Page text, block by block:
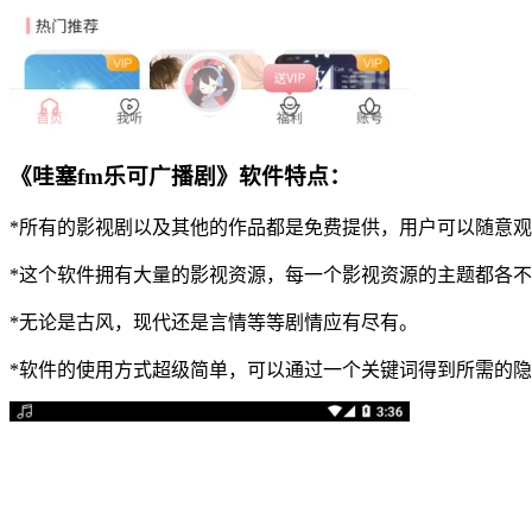
《哇塞fm乐可广播剧》软件特点：
*所有的影视剧以及其他的作品都是免费提供，用户可以随意观
*这个软件拥有大量的影视资源，每一个影视资源的主题都各不
*无论是古风，现代还是言情等等剧情应有尽有。
*软件的使用方式超级简单，可以通过一个关键词得到所需的隐